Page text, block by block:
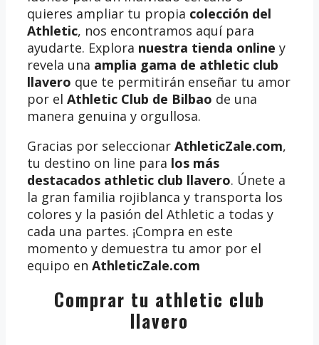
quieres ampliar tu propia colección del
Athletic, nos encontramos aquí para
ayudarte. Explora nuestra tienda online y
revela una amplia gama de athletic club
llavero que te permitirán enseñar tu amor
por el Athletic Club de Bilbao de una
manera genuina y orgullosa.
Gracias por seleccionar AthleticZale.com,
tu destino on line para los más
destacados athletic club llavero. Únete a
la gran familia rojiblanca y transporta los
colores y la pasión del Athletic a todas y
cada una partes. ¡Compra en este
momento y demuestra tu amor por el
equipo en AthleticZale.com
Comprar tu athletic club
llavero